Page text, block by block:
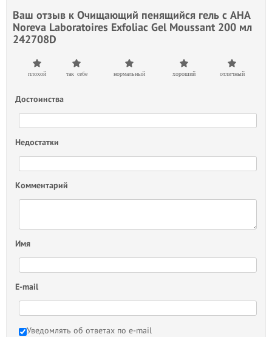
Ваш отзыв к Очищающий пенящийся гель с AHA
Noreva Laboratoires Exfoliac Gel Moussant 200 мл
242708D
плохой так себе нормальный хороший отличный
Достоинства
Недостатки
Комментарий
Имя
E-mail
Уведомлять об ответах по e-mail